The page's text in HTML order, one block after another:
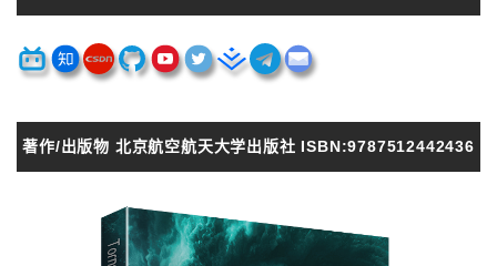
著作/出版物 北京航空航天大学出版社 ISBN:9787512442436